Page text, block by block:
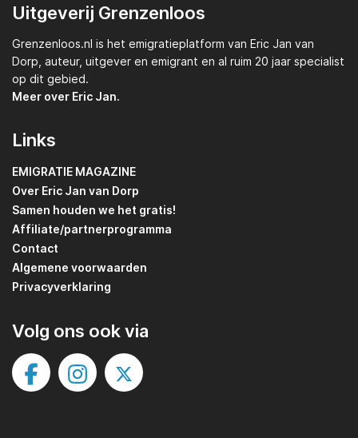
Uitgeverij Grenzenloos
Grenzenloos.nl is het emigratieplatform van Eric Jan van
Dorp, auteur, uitgever en emigrant en al ruim 20 jaar specialist
op dit gebied.
Meer over Eric Jan.
Links
EMIGRATIE MAGAZINE
Over Eric Jan van Dorp
Samen houden we het gratis!
Affiliate/partnerprogramma
Contact
Algemene voorwaarden
Privacyverklaring
Volg ons ook via